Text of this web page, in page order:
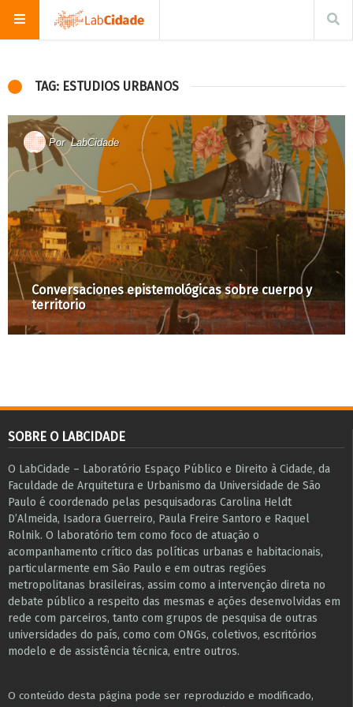
TAG: ESTUDIOS URBANOS
PorLabCidade
Conversaciones epistemológicas sobre cuerpo y
territorio
SOBRE O LABCIDADE
O LabCidade – Laboratório Espaço Público e Direito à Cidade, da
Faculdade de Arquitetura e Urbanismo da Universidade de São
Paulo é coordenado pelas pesquisadoras Carolina Heldt
D’Almeida, Isadora Guerreiro, Paula Freire Santoro e Raquel
Rolnik. O laboratório tem como foco de atuação o
acompanhamento crítico das políticas urbanas e habitacionais,
particularmente em São Paulo e ​em outras regiões
metropolitanas brasileiras, assim como a intervenção direta no
debate público a respeito das mesmas e ações desenvolvidas em
r​e​de com parceiros, tanto com grupos de pesquisa ​de outras
universidades do país, como com ONGs, coletivos, escritórios
modelo e de assistência técnica​, entre outros​.
O conteúdo desta página pode ser reproduzido e modificado,